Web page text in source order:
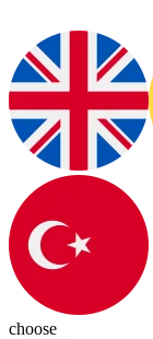
choose